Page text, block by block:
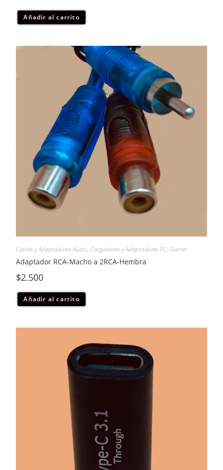
Añadir al carrito
Cables y Adaptadores Audio, Cargadores y Adaptadores PC, Gamer
Adaptador RCA-Macho a 2RCA-Hembra
$2.500
Añadir al carrito